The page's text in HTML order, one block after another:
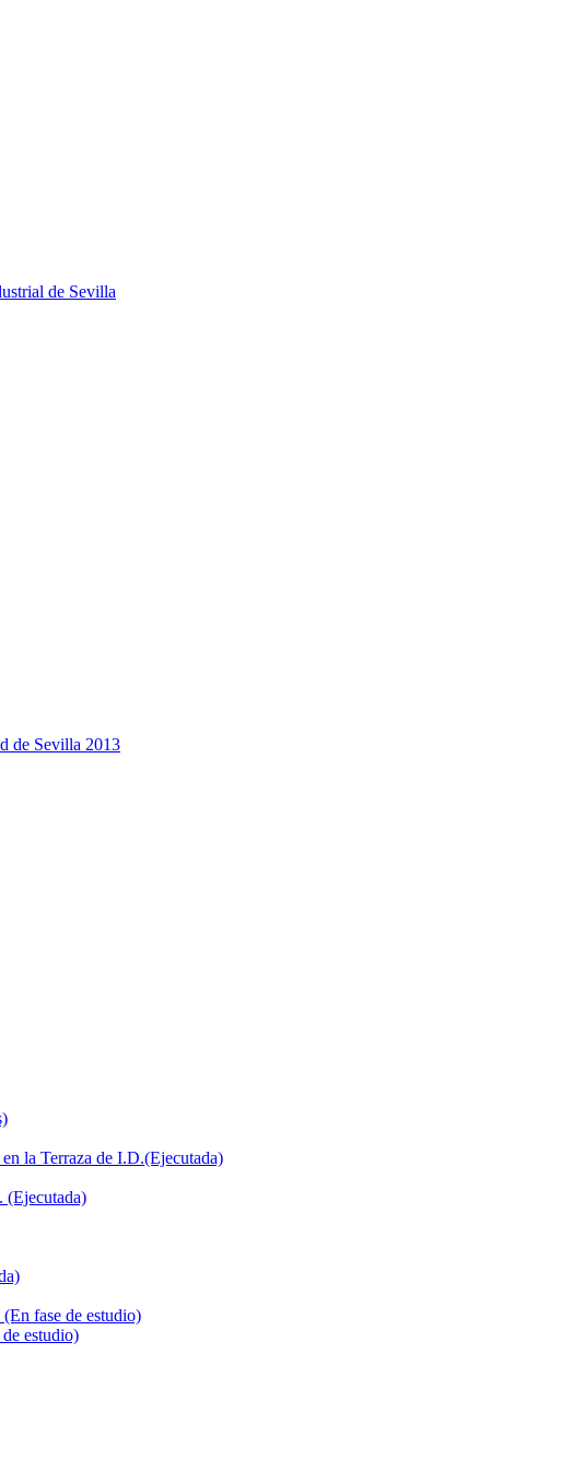
de Sevilla
de Sevilla 2013
la Terraza de I.D.(Ejecutada)
(Ejecutada)
fase de estudio)
estudio)